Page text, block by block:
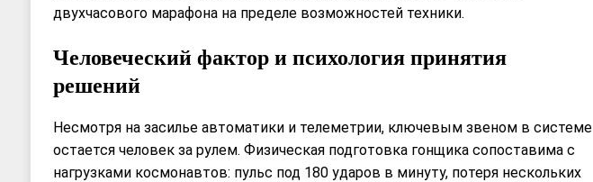
двухчасового марафона на пределе возможностей техники.
Человеческий фактор и психология принятия
решений
Несмотря на засилье автоматики и телеметрии, ключевым звеном в системе
остается человек за рулем. Физическая подготовка гонщика сопоставима с
нагрузками космонавтов: пульс под 180 ударов в минуту, потеря нескольких